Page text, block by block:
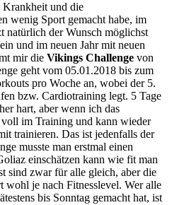
Krankheit und die
wenig Sport gemacht habe, im
natürlich der Wunsch möglichst
und im neuen Jahr mit neuen
mir die Vikings Challenge von
geht vom 05.01.2018 bis zum
pro Woche an, wobei der 5.
bzw. Cardiotraining legt. 5 Tage
hart, aber wenn ich das
im Training und kann wieder
trainieren. Das ist jedenfalls der
musste man erstmal einen
einschätzen kann wie fit man
sind zwar für alle gleich, aber die
je nach Fitnesslevel. Wer alle
bis Sonntag gemacht hat, ist